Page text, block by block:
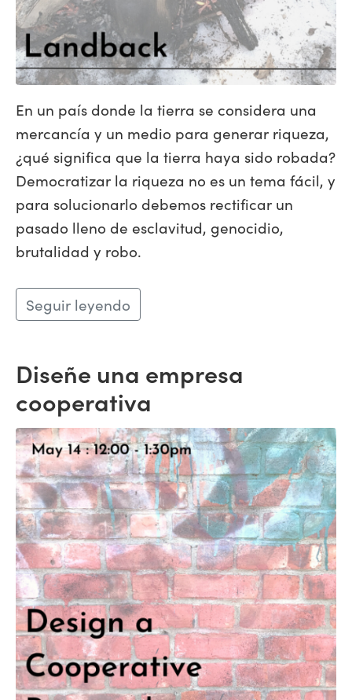
En un país donde la tierra se considera una
mercancía y un medio para generar riqueza,
¿qué significa que la tierra haya sido robada?
Democratizar la riqueza no es un tema fácil, y
para solucionarlo debemos rectificar un
pasado lleno de esclavitud, genocidio,
brutalidad y robo.
Seguir leyendo
Diseñe una empresa
cooperativa